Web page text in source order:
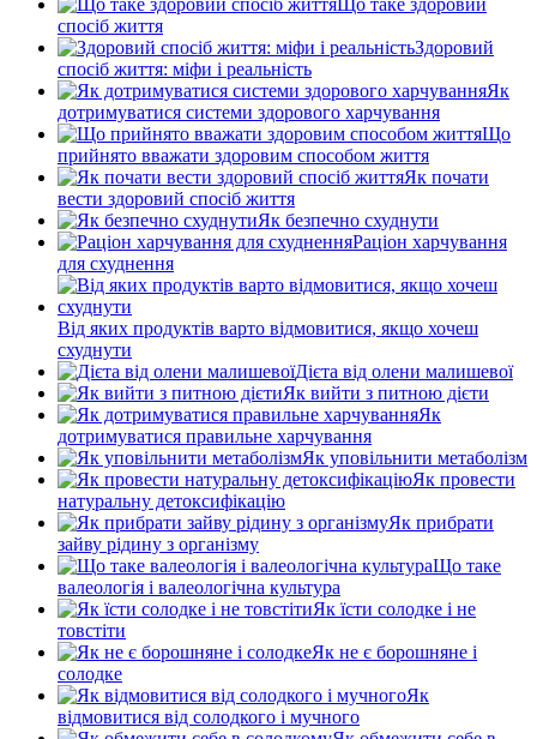
спосіб життя
Здоровий
спосіб життя: міфи і реальність
Як
дотримуватися системи здорового харчування
Що
прийнято вважати здоровим способом життя
Як почати
вести здоровий спосіб життя
Як безпечно схуднути
Раціон харчування
для схуднення
Від яких продуктів варто відмовитися, якщо хочеш
схуднути
Дієта від олени малишевої
Як вийти з питною дієти
Як
дотримуватися правильне харчування
Як уповільнити метаболізм
Як провести
натуральну детоксифікацію
Як прибрати
зайву рідину з організму
Що таке
валеологія і валеологічна культура
Як їсти солодке і не
товстіти
Як не є борошняне і
солодке
Як
відмовитися від солодкого і мучного